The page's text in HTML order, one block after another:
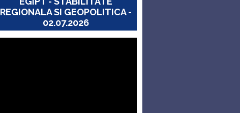
REGIONALA SI GEOPOLITICA -
02.07.2026